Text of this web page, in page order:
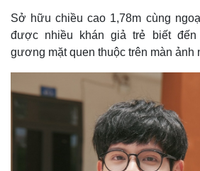
Sở hữu chiều cao 1,78m cùng
được nhiều khán giả trẻ biết
gương mặt quen thuộc trên màn ảnh